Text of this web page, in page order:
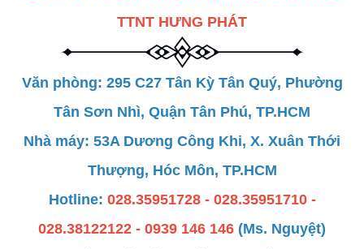
TTNT HƯNG PHÁT
Văn phòng: 295 C27 Tân Kỳ Tân Quý, Phường
Tân Sơn Nhì, Quận Tân Phú, TP.HCM
Nhà máy: 53A Dương Công Khi, X. Xuân Thới
Thượng, Hóc Môn, TP.HCM
Hotline: 028.35951728 - 028.35951710 -
028.38122122 - 0939 146 146 (Ms. Nguyệt)